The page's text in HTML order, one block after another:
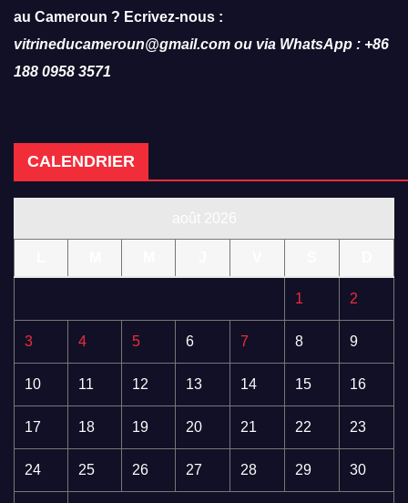
au Cameroun ? Ecrivez-nous :
vitrineducameroun@gmail.com ou via WhatsApp : +86
188 0958 3571
CALENDRIER
1 2
3 4 5 6 7 8 9
10 11 12 13 14 15 16
17 18 19 20 21 22 23
24 25 26 27 28 29 30